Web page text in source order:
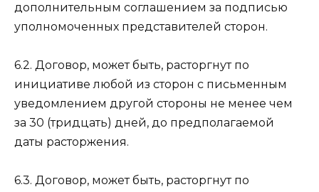
дополнительным соглашением за подписью
уполномоченных представителей сторон.
6.2. Договор, может быть, расторгнут по
инициативе любой из сторон с письменным
уведомлением другой стороны не менее чем
за 30 (тридцать) дней, до предполагаемой
даты расторжения.
6.3. Договор, может быть, расторгнут по